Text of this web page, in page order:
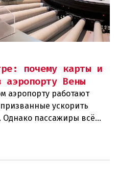
почему карты и
аэропорту Вены
аэропорту работают
ускорить
Однако пассажиры всё
пров